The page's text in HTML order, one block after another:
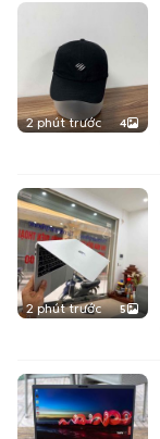
2 phút trước 4
2 phút trước 5